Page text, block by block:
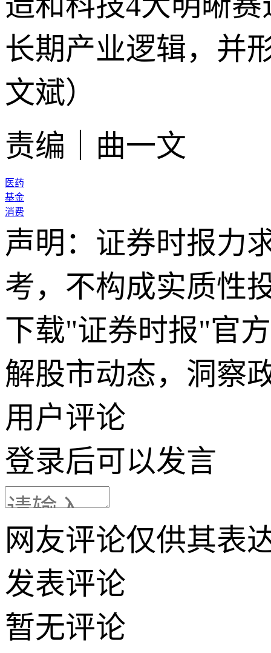
长期产业逻辑，并
文斌）
责编｜曲一文
医药
基金
消费
声明：证券时报力
考，不构成实质性
下载"证券时报"官
解股市动态，洞察
用户评论
登录后可以发言
网友评论仅供其表
发表评论
暂无评论